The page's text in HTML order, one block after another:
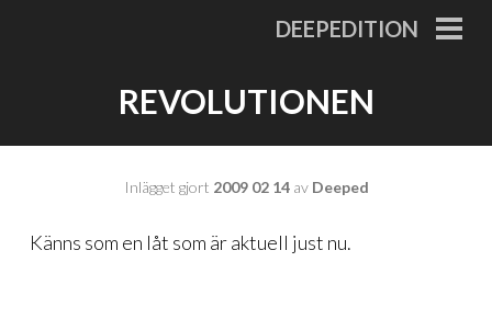
DEEPEDITION
REVOLUTIONEN
Inlägget gjort 2009 02 14av Deeped
Känns som en låt som är aktuell just nu.